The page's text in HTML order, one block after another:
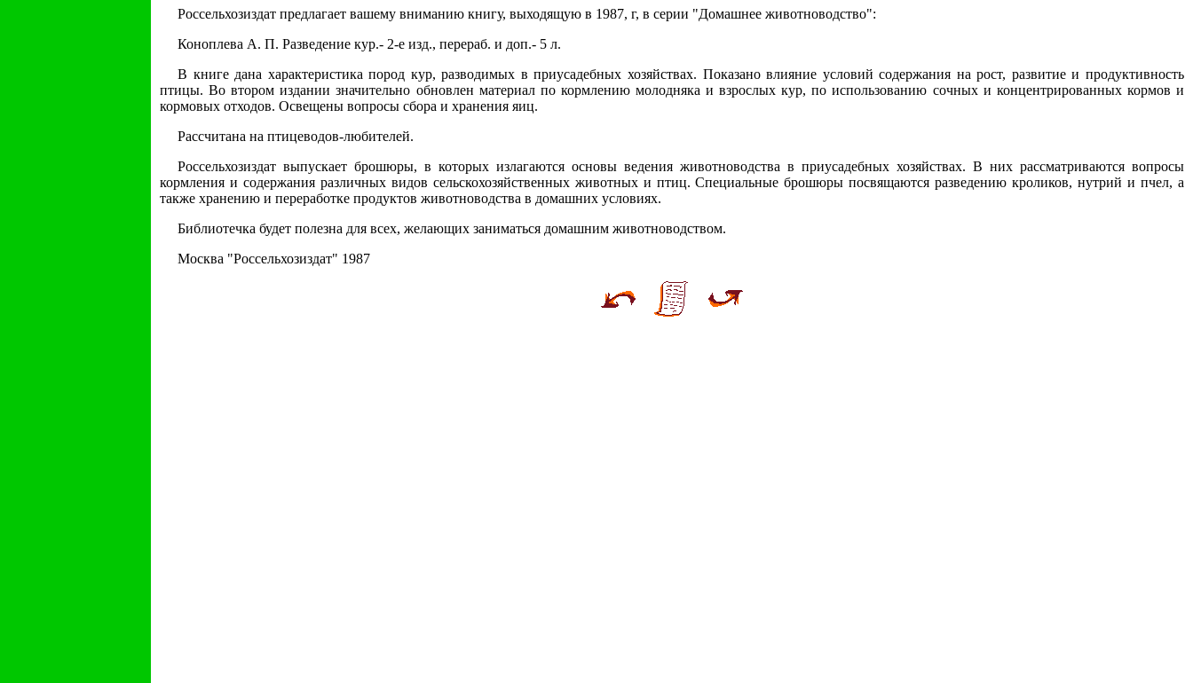
Россельхозиздат предлагает вашему вниманию книгу, выходящую в 1987, г, в серии "Домашнее животноводство":
Коноплева А. П. Разведение кур.- 2-е изд., перераб. и доп.- 5 л.
В книге дана характеристика пород кур, разводимых в приусадебных хозяйствах. Показано влияние условий содержания на рост, развитие и продуктивность
птицы. Во втором издании значительно обновлен материал по кормлению молодняка и взрослых кур, по использованию сочных и концентрированных кормов и
кормовых отходов. Освещены вопросы сбора и хранения яиц.
Рассчитана на птицеводов-любителей.
Россельхозиздат выпускает брошюры, в которых излагаются основы ведения животноводства в приусадебных хозяйствах. В них рассматриваются вопросы
кормления и содержания различных видов сельскохозяйственных животных и птиц. Специальные брошюры посвящаются разведению кроликов, нутрий и пчел, а
также хранению и переработке продуктов животноводства в домашних условиях.
Библиотечка будет полезна для всех, желающих заниматься домашним животноводством.
Москва "Россельхозиздат" 1987